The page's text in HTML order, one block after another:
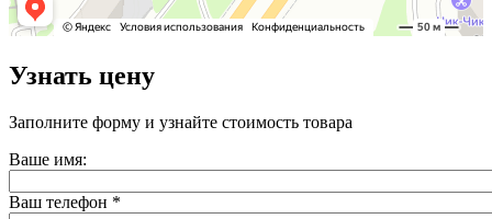
Узнать цену
Заполните форму и узнайте стоимость товара
Ваше имя:
Ваш телефон *